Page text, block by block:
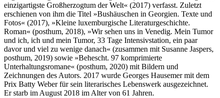
einzigartigste Großherzogtum der Welt« (2017) verfasst. Zuletzt
erschienen von ihm die Titel »Bushäuschen in Georgien. Texte und
Fotos« (2017), »Kleine luxemburgische Literaturgeschichte.
Roman« (posthum, 2018), »Wir sehen uns in Venedig. Mein Tumor
und ich, ich und mein Tumor, 33 Tage Intensivstation, ein paar
davor und viel zu wenige danach« (zusammen mit Susanne Jaspers,
posthum, 2019) sowie »Behescht. 97 komprimierte
Unterhaltungsromane« (posthum, 2020) mit Bildern und
Zeichnungen des Autors. 2017 wurde Georges Hausemer mit dem
Prix Batty Weber für sein literarisches Lebenswerk ausgezeichnet.
Er starb im August 2018 im Alter von 61 Jahren.